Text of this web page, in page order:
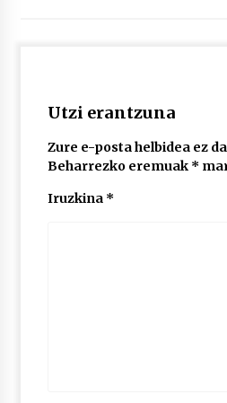
Utzi erantzuna
Zure e-posta helbidea ez
Beharrezko eremuak *
Iruzkina *